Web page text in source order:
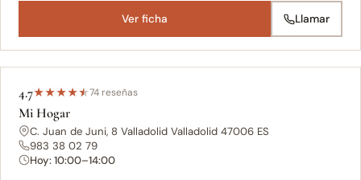
Ver ficha Llamar
4.7★★★★★74 reseñas
Mi Hogar
C. Juan de Juni, 8 Valladolid Valladolid 47006 ES
983 38 02 79
Hoy: 10:00–14:00